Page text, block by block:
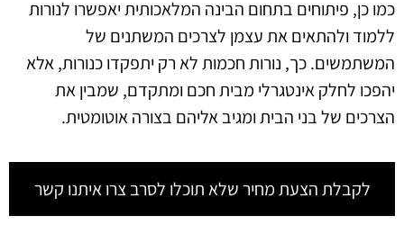
כמו כן, פיתוחים בתחום הבינה המלאכותית יאפשרו לנורות
ללמוד ולהתאים את עצמן לצרכים המשתנים של
המשתמשים. כך, נורות חכמות לא רק יתפקדו כנורות, אלא
יהפכו לחלק אינטגרלי מבית חכם ומתקדם, שמבין את
הצרכים של בני הבית ומגיב אליהם בצורה אוטומטית.
לקבלת הצעת מחיר שלא תוכלו לסרב צרו איתנו קשר